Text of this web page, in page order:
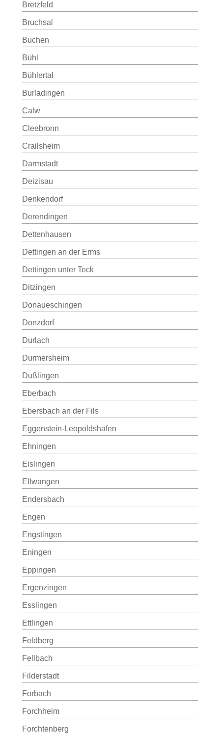
Bretzfeld
Bruchsal
Buchen
Bühl
Bühlertal
Burladingen
Calw
Cleebronn
Crailsheim
Darmstadt
Deizisau
Denkendorf
Derendingen
Dettenhausen
Dettingen an der Erms
Dettingen unter Teck
Ditzingen
Donaueschingen
Donzdorf
Durlach
Durmersheim
Dußlingen
Eberbach
Ebersbach an der Fils
Eggenstein-Leopoldshafen
Ehningen
Eislingen
Ellwangen
Endersbach
Engen
Engstingen
Eningen
Eppingen
Ergenzingen
Esslingen
Ettlingen
Feldberg
Fellbach
Filderstadt
Forbach
Forchheim
Forchtenberg